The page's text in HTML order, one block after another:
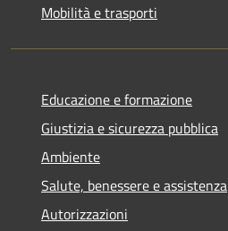
Mobilità e trasporti
Educazione e formazione
Giustizia e sicurezza pubblica
Ambiente
Salute, benessere e assistenza
Autorizzazioni